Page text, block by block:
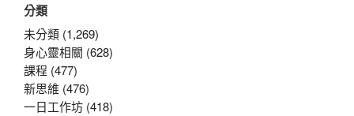
鍵
字:
分類
未分類 (1,269)
身心靈相關 (628)
課程 (477)
新思維 (476)
一日工作坊 (418)